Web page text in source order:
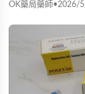
OK藥局藥師•2026/